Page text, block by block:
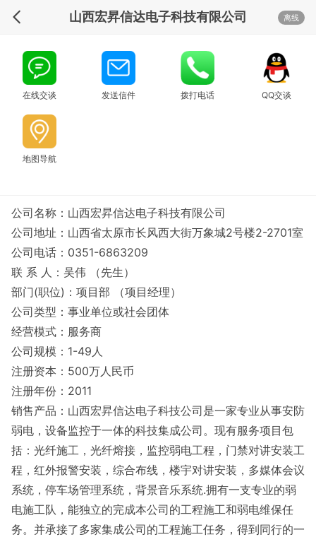
山西宏昇信达电子科技有限公司 离线
在线交谈 发送信件 拨打电话 QQ交谈
地图导航
公司名称：山西宏昇信达电子科技有限公司
公司地址：山西省太原市长风西大街万象城2号楼2-2701室
公司电话：0351-6863209
联 系 人：吴伟 （先生）
部门(职位)：项目部 （项目经理）
公司类型：事业单位或社会团体
经营模式：服务商
公司规模：1-49人
注册资本：500万人民币
注册年份：2011
销售产品：山西宏昇信达电子科技公司是一家专业从事安防
弱电，设备监控于一体的科技集成公司。现有服务项目包
括：光纤施工，光纤熔接，监控弱电工程，门禁对讲安装工
程，红外报警安装，综合布线，楼宇对讲安装，多媒体会议
系统，停车场管理系统，背景音乐系统.拥有一支专业的弱
电施工队，能独立的完成本公司的工程施工和弱电维保任
务。并承接了多家集成公司的工程施工任务，得到同行的一